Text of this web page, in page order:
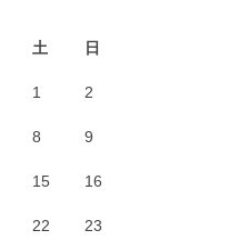
土 日
1 2
8 9
15 16
22 23